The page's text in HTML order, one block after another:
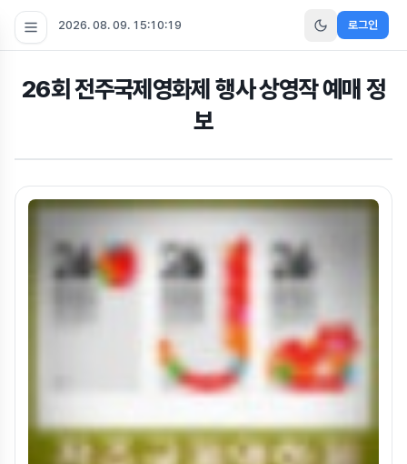
2026. 08. 09. 15:10:20 로그인
26회 전주국제영화제 행사 상영작 예매 정
보